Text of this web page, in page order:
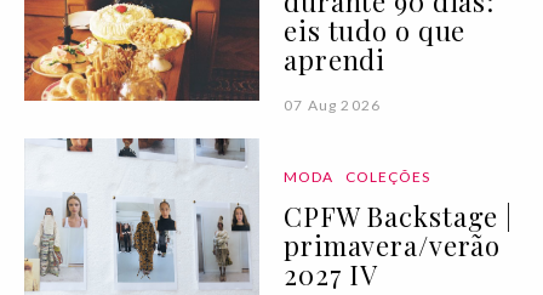
eis tudo o que
aprendi
07 Aug 2026
MODA COLEÇÕES
CPFW Backstage |
primavera/verão
2027 IV